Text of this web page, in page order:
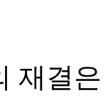
재결